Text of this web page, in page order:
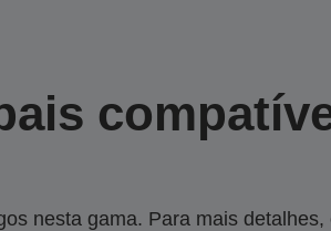
nesta gama. Para mais